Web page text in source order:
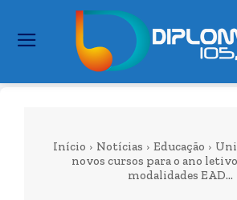
Início Notícias Educação
novos cursos para o ano
modalidades EAD...